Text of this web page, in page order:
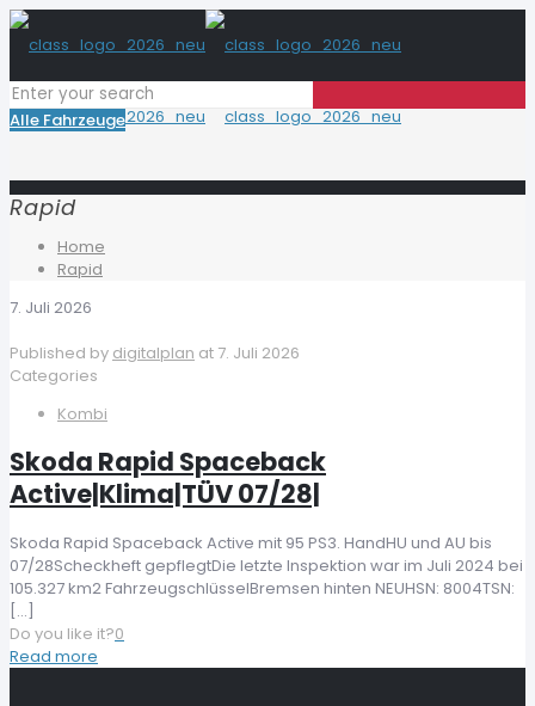
Alle Fahrzeuge
Rapid
Home
Rapid
7. Juli 2026
Published by digitalplan at 7. Juli 2026
Categories
Kombi
Skoda Rapid Spaceback
Active|Klima|TÜV 07/28|
Skoda Rapid Spaceback Active mit 95 PS3. HandHU und AU bis
07/28Scheckheft gepflegtDie letzte Inspektion war im Juli 2024 bei
105.327 km2 FahrzeugschlüsselBremsen hinten NEUHSN: 8004TSN:
[…]
Do you like it?0
Read more